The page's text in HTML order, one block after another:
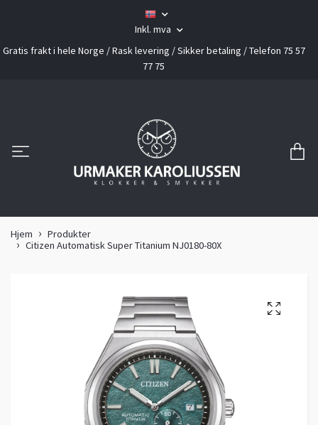
Inkl. mva
Gratis frakt i hele Norge / Rask levering / Sikker betaling / Telefon 75 57
77 75
Hjem
Produkter
Citizen Automatisk Super Titanium NJ0180-80X